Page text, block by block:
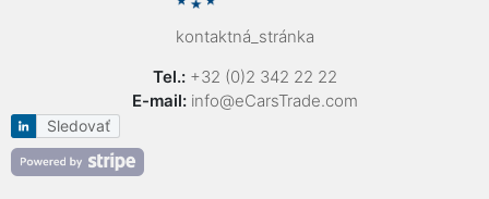
kontaktná_stránka
Tel.: +32 (0)2 342 22 22
E-mail: info@eCarsTrade.com
Sledovať